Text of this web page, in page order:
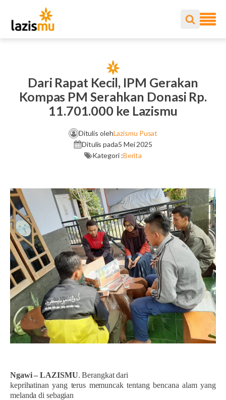
Dari Rapat Kecil, IPM Gerakan
Kompas PM Serahkan Donasi Rp.
11.701.000 ke Lazismu
Ditulis olehLazismu Pusat
Ditulis pada5 Mei 2025
Kategori :Berita
Ngawi – LAZISMU. Berangkat dari
keprihatinan yang terus memuncak tentang bencana alam yang
melanda di sebagian